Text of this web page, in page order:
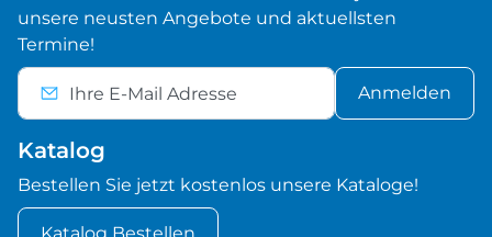
unsere neusten Angebote und aktuellsten
Termine!
Anmelden
Katalog
Bestellen Sie jetzt kostenlos unsere Kataloge!